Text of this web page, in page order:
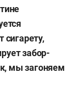
сигарету,
забор-
мы загоняем